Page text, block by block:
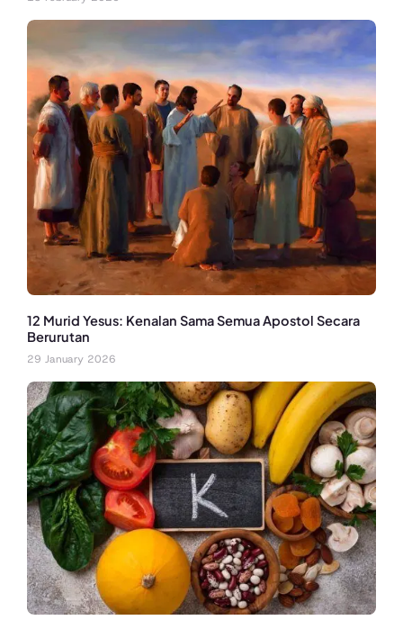
12 Murid Yesus: Kenalan Sama Semua Apostol Secara
Berurutan
29 January 2026